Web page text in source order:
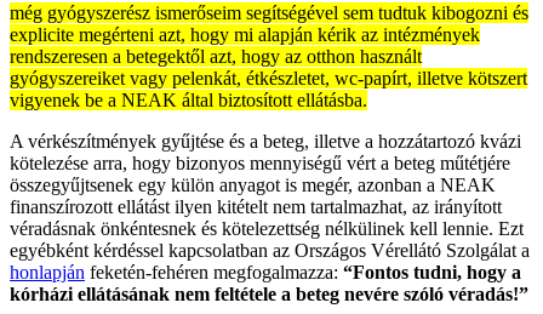
még gyógyszerész ismerőseim segítségével sem tudtuk kibogozni és
explicite megérteni azt, hogy mi alapján kérik az intézmények
rendszeresen a betegektől azt, hogy az otthon használt
gyógyszereiket vagy pelenkát, étkészletet, wc-papírt, illetve kötszert
vigyenek be a NEAK által biztosított ellátásba.
A vérkészítmények gyűjtése és a beteg, illetve a hozzátartozó kvázi
kötelezése arra, hogy bizonyos mennyiségű vért a beteg műtétjére
összegyűjtsenek egy külön anyagot is megér, azonban a NEAK
finanszírozott ellátást ilyen kitételt nem tartalmazhat, az irányított
véradásnak önkéntesnek és kötelezettség nélkülinek kell lennie. Ezt
egyébként kérdéssel kapcsolatban az Országos Vérellátó Szolgálat a
honlapján feketén-fehéren megfogalmazza: “Fontos tudni, hogy a
kórházi ellátásának nem feltétele a beteg nevére szóló véradás!”